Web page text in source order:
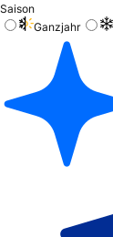
Saison
Ganzjahr